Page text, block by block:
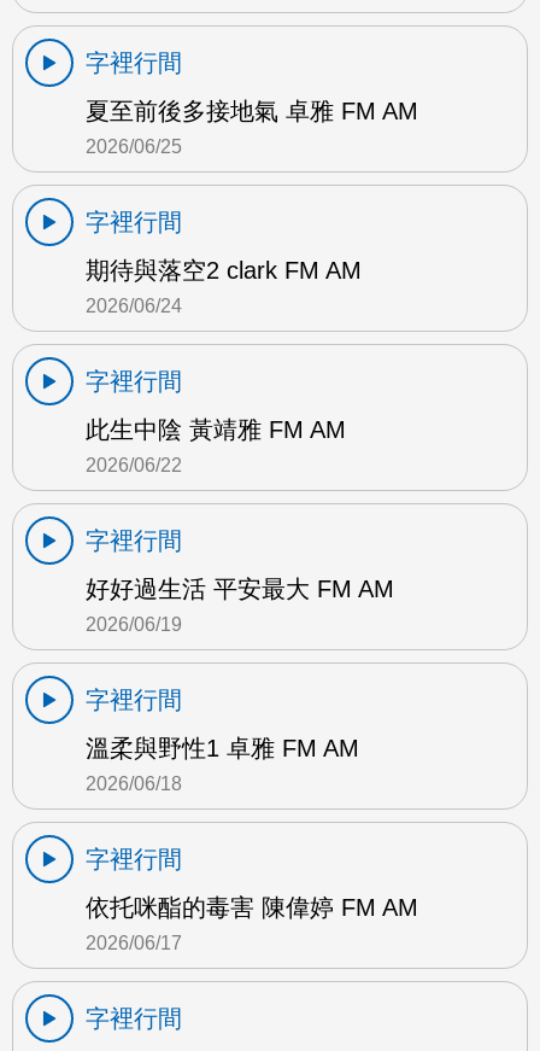
字裡行間
夏至前後多接地氣 卓雅 FM AM
2026/06/25
字裡行間
期待與落空2 clark FM AM
2026/06/24
字裡行間
此生中陰 黃靖雅 FM AM
2026/06/22
字裡行間
好好過生活 平安最大 FM AM
2026/06/19
字裡行間
溫柔與野性1 卓雅 FM AM
2026/06/18
字裡行間
依托咪酯的毒害 陳偉婷 FM AM
2026/06/17
字裡行間